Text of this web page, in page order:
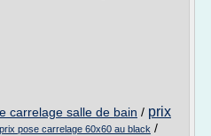
carrelage salle de bain / prix
prix pose carrelage 60x60 au black /